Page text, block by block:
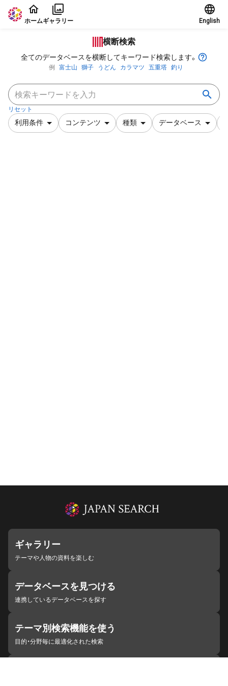
本文に飛ぶ
ホームギャラリー English
横断検索
全てのデータベースを横断してキーワード検索します。
例 富士山 獅子 うどん カラマツ 五重塔 釣り
リセット
利用条件 コンテンツ 種類 データベース
ギャラリー
テーマや人物の資料を楽しむ
データベースを見つける
連携しているデータベースを探す
テーマ別検索機能を使う
目的・分野毎に最適化された検索